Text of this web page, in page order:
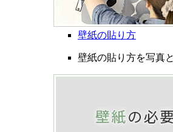
壁紙の貼り方
壁紙の貼り方を写真